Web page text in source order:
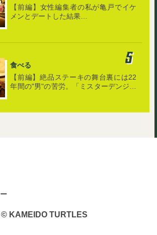
【前編】女性編集者の私が亀戸でイケ
メンとデートした結果…
食べる
【前編】絶品ステーキの舞台裏には22
年間の"男"の苦労。「ミスターデンジャ
© KAMEIDO TURTLES